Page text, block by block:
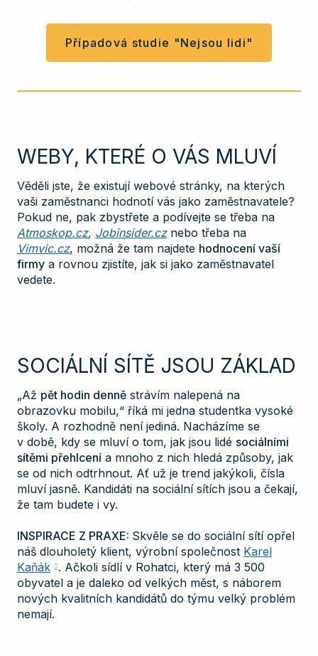
Případová studie "Nejsou lidi"
WEBY, KTERÉ O VÁS MLUVÍ
Věděli jste, že existují webové stránky, na kterých
vaši zaměstnanci hodnotí vás jako zaměstnavatele?
Pokud ne, pak zbystřete a podívejte se třeba na
Atmoskop.cz, Jobinsider.cznebo třeba na
Vimvic.cz, možná že tam najdete hodnocení vaší
firmy a rovnou zjistíte, jak si jako zaměstnavatel
vedete.
SOCIÁLNÍ SÍTĚ JSOU ZÁKLAD
„Až pět hodin denně strávím nalepená na
obrazovku mobilu,“ říká mi jedna studentka vysoké
školy. A rozhodně není jediná. Nacházíme se
v době, kdy se mluví o tom, jak jsou lidé sociálními
sítěmi přehlcení a mnoho z nich hledá způsoby, jak
se od nich odtrhnout. Ať už je trend jakýkoli, čísla
mluví jasně. Kandidáti na sociální sítích jsou a čekají,
že tam budete i vy.
INSPIRACE Z PRAXE: Skvěle se do sociální sítí opřel
náš dlouholetý klient, výrobní společnost Karel
Kaňák . Ačkoli sídlí v Rohatci, který má 3 500
obyvatel a je daleko od velkých měst, s náborem
nových kvalitních kandidátů do týmu velký problém
nemají.